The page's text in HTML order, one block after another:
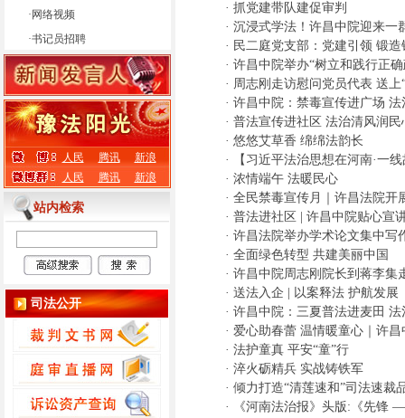
· 网络视频
·书记员招聘
人民 腾讯
新浪
人民
腾讯 新浪
站内检索
司法公开
· 抓党建带队建促审判
· 沉浸式学法！许昌中院迎来一
· 民二庭党支部：党建引领 锻造
· 许昌中院举办“树立和践行正
· 周志刚走访慰问党员代表 送上
· 许昌中院：禁毒宣传进广场
· 普法宣传进社区 法治清风润民
· 悠悠艾草香 绵绵法韵长
·
【习近平法治思想在河南·一
· 浓情端午 法暖民心
· 全民禁毒宣传月｜许昌法院
· 普法进社区 | 许昌中院贴心宣
· 许昌法院举办学术论文集中写
· 全面绿色转型 共建美丽中国
· 许昌中院周志刚院长到蒋李集
· 送法入企 | 以案释法 护航发展
· 许昌中院：三夏普法进麦田
· 爱心助春蕾 温情暖童心｜许
· 法护童真 平安“童”行
· 淬火砺精兵 实战铸铁军
· 倾力打造“清莲速和”司法速裁
·
《河南法治报》头版:《先锋